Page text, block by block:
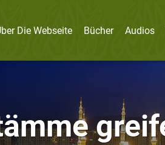
Die Webseite Bücher Audios